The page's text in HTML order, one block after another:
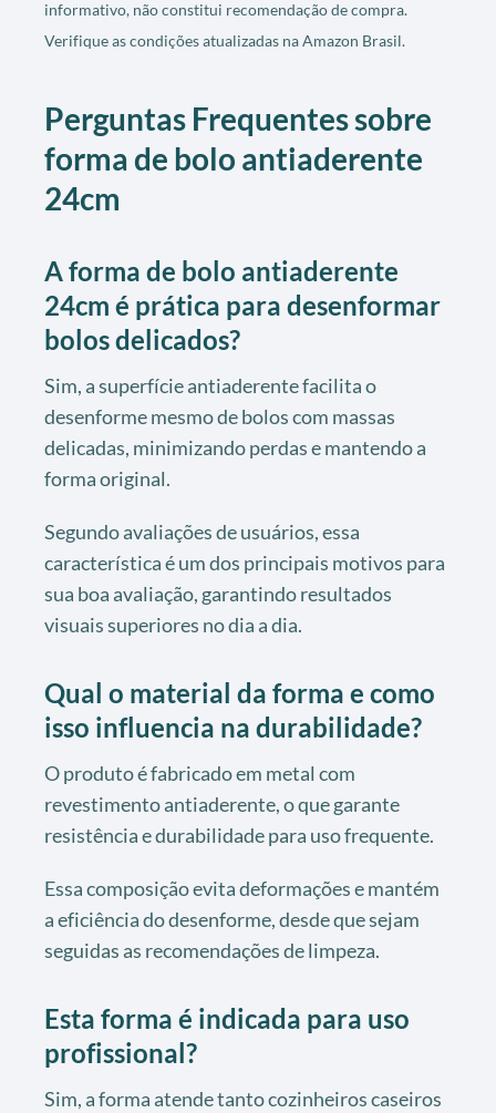
informativo, não constitui recomendação de compra.
Verifique as condições atualizadas na Amazon Brasil.
Perguntas Frequentes sobre
forma de bolo antiaderente
24cm
A forma de bolo antiaderente
24cm é prática para desenformar
bolos delicados?
Sim, a superfície antiaderente facilita o
desenforme mesmo de bolos com massas
delicadas, minimizando perdas e mantendo a
forma original.
Segundo avaliações de usuários, essa
característica é um dos principais motivos para
sua boa avaliação, garantindo resultados
visuais superiores no dia a dia.
Qual o material da forma e como
isso influencia na durabilidade?
O produto é fabricado em metal com
revestimento antiaderente, o que garante
resistência e durabilidade para uso frequente.
Essa composição evita deformações e mantém
a eficiência do desenforme, desde que sejam
seguidas as recomendações de limpeza.
Esta forma é indicada para uso
profissional?
Sim, a forma atende tanto cozinheiros caseiros